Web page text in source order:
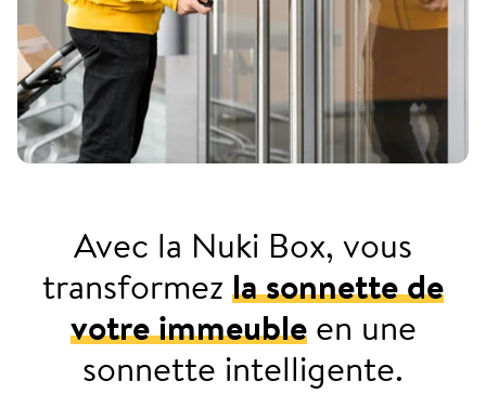
Avec la Nuki Box, vous
transformezla sonnette de
votre immeubleen une
sonnette intelligente.